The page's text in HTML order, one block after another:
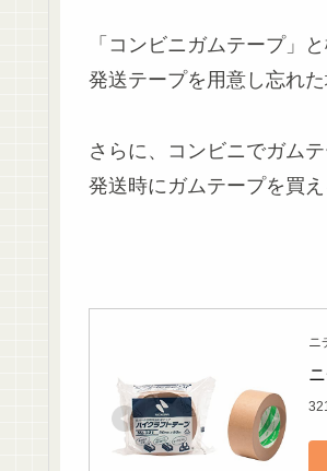
「コンビニガムテープ」
発送テープを用意し忘れ
さらに、コンビニでガム
発送時にガムテープを買
ニ